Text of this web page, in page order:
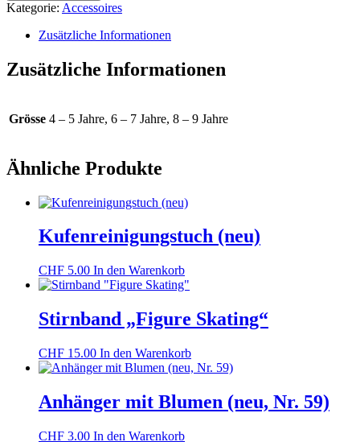
(neu)
Menge
Kategorie: Accessoires
Zusätzliche Informationen
Zusätzliche Informationen
Grösse 4 – 5 Jahre, 6 – 7 Jahre, 8 – 9 Jahre
Ähnliche Produkte
Kufenreinigungstuch (neu)
CHF 5.00 In den Warenkorb
Stirnband „Figure Skating“
CHF 15.00 In den Warenkorb
Anhänger mit Blumen (neu, Nr. 59)
CHF 3.00 In den Warenkorb